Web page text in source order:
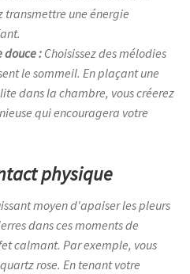
transmettre une énergie
douce : Choisissez des mélodies
le sommeil. En plaçant une
dans la chambre, vous créerez
qui encouragera votre
physique
moyen d'apaiser les pleurs
dans ces moments de
calmant. Par exemple, vous
rose. En tenant votre